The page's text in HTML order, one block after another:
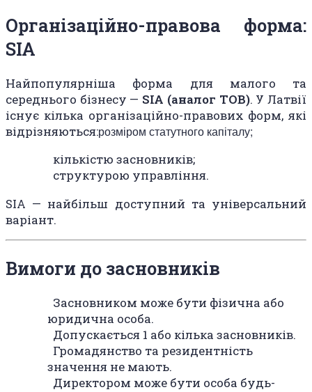
Організаційно-правова форма:
SIA
Найпопулярніша форма для малого та
середнього бізнесу — SIA (аналог ТОВ). У Латвії
існує кілька організаційно-правових форм, які
відрізняються:розміром статутного капіталу;
кількістю засновників;
структурою управління.
SIA — найбільш доступний та універсальний
варіант.
Вимоги до засновників
Засновником може бути фізична або
юридична особа.
Допускається 1 або кілька засновників.
Громадянство та резидентність
значення не мають.
Директором може бути особа будь-